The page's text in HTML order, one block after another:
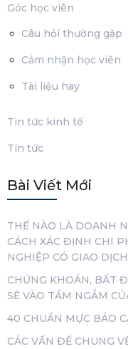
Góc học viên
Câu hỏi thường gặp
Cảm nhận học viên
Tài liệu hay
Tin tức kinh tế
Tin tức
Bài Viết Mới
THẾ NÀO LÀ DOANH
CÁCH XÁC ĐỊNH CHI
NGHIỆP CÓ GIAO
CHỨNG KHOÁN, BẤT
SẼ VÀO TẦM NGẮM
40 CHUẨN MỰC BÁO
CÁC VẤN ĐỀ CHUNG